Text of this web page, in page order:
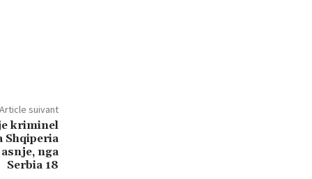
suivant
kriminel
Shqiperia
nga
Serbia 18